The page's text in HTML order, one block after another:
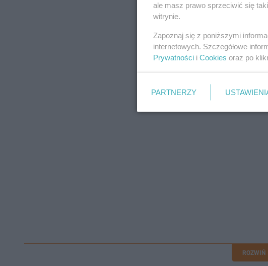
ROZWIŃ
ale masz prawo sprzeciwić się
witrynie.
Zapoznaj się z poniższymi
internetowych. Szczegółowe
Prywatności i Cookies oraz po
PARTNERZY